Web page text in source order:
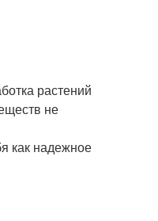
растений
не
как надежное